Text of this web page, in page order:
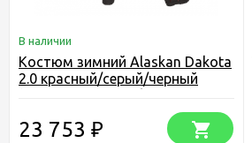
В наличии
Костюм зимний Alaskan Dakota
2.0 красный/серый/черный
23 753 ₽